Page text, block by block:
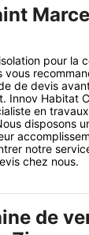
pour la
vous
de devis
Innov Habitat
en
disposons
notre
chez nous.
de